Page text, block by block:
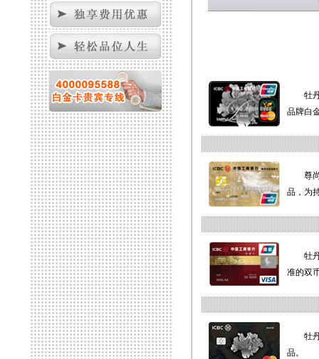
牡丹
品
尊尚
品，为
牡丹
准的双
牡丹